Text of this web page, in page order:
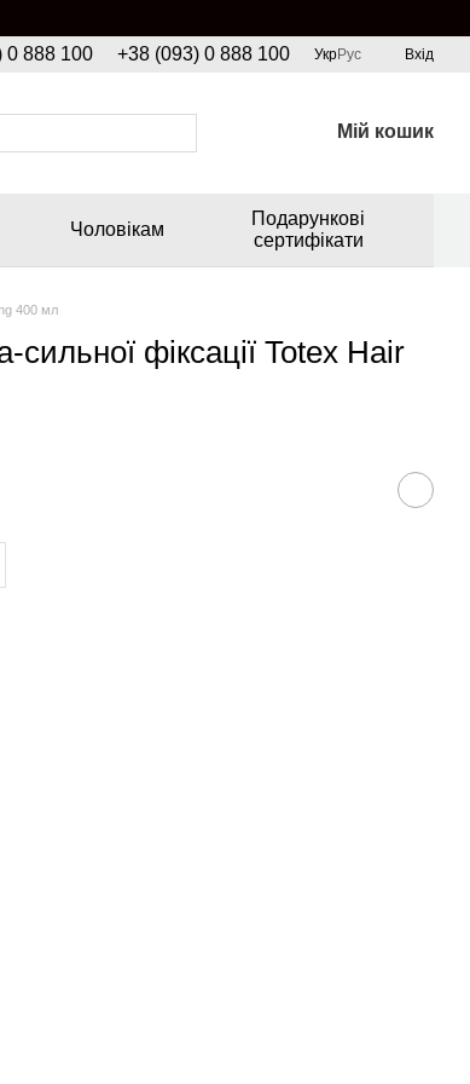
0 888 100 +38 (093) 0 888 100 УкрРус Вхід
Мій кошик
Чоловікам
Подарункові
сертифікати
400 мл
фіксації Totex Hair